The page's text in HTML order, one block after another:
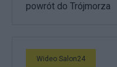
powrót do Trójmorza
Wideo Salon24